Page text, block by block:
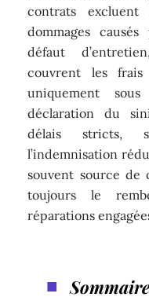
contrats
dommages
défaut
couvrent les
uniquement
déclaration du
délais stricts,
l’indemnisation
souvent source de
toujours le
réparations